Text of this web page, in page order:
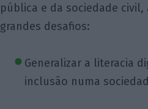
pública e da sociedade
grandes desafios:
Generalizar a literacia
inclusão numa